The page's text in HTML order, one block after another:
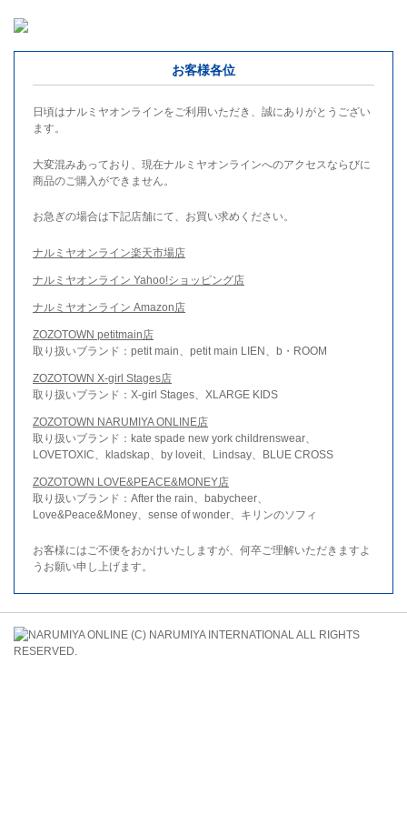
お客様各位
日頃はナルミヤオンラインをご利用いただき、誠にありがとうござい
ます。
大変混みあっており、現在ナルミヤオンラインへのアクセスならびに
商品のご購入ができません。
お急ぎの場合は下記店舗にて、お買い求めください。
ナルミヤオンライン楽天市場店
ナルミヤオンライン Yahoo!ショッピング店
ナルミヤオンライン Amazon店
ZOZOTOWN petitmain店
取り扱いブランド：petit main、petit main LIEN、b・ROOM
ZOZOTOWN X-girl Stages店
取り扱いブランド：X-girl Stages、XLARGE KIDS
ZOZOTOWN NARUMIYA ONLINE店
取り扱いブランド：kate spade new york childrenswear、
LOVETOXIC、kladskap、by loveit、Lindsay、BLUE CROSS
ZOZOTOWN LOVE&PEACE&MONEY店
取り扱いブランド：After the rain、babycheer、
Love&Peace&Money、sense of wonder、キリンのソフィ
お客様にはご不便をおかけいたしますが、何卒ご理解いただきますよ
うお願い申し上げます。